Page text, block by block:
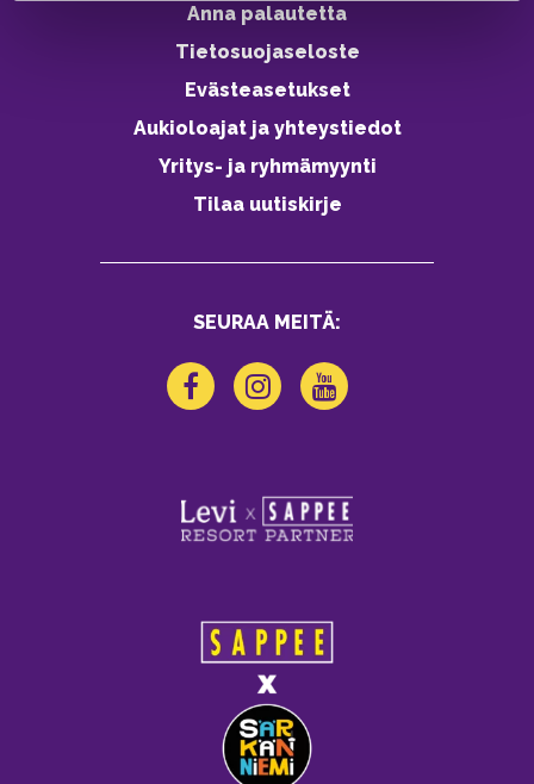
Anna palautetta
Tietosuojaseloste
Evästeasetukset
Aukioloajat ja yhteystiedot
Yritys- ja ryhmämyynti
Tilaa uutiskirje
SEURAA MEITÄ: